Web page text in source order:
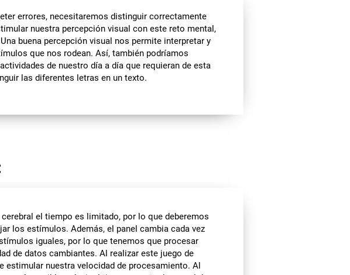
errores, necesitaremos distinguir correctamente
nuestra percepción visual con este reto mental,
buena percepción visual nos permite interpretar y
que nos rodean. Así, también podríamos
de nuestro día a día que requieran de esta
las diferentes letras en un texto.
el tiempo es limitado, por lo que deberemos
los estímulos. Además, el panel cambia cada vez
iguales, por lo que tenemos que procesar
de datos cambiantes. Al realizar este juego de
estimular nuestra velocidad de procesamiento. Al